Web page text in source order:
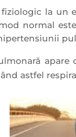
la un
normal
astfel